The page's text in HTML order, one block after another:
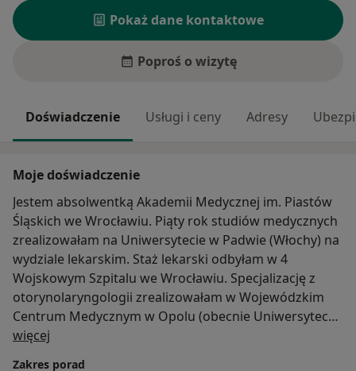
Pokaż dane kontaktowe
Poproś o wizytę
Doświadczenie Usługi i ceny Adresy
Moje doświadczenie
Jestem absolwentką Akademii Medycznej im. Piastów
Śląskich we Wrocławiu. Piąty rok studiów medycznych
zrealizowałam na Uniwersytecie w Padwie (Włochy) na
wydziale lekarskim. Staż lekarski odbyłam w 4
Wojskowym Szpitalu we Wrocławiu. Specjalizację z
otorynolaryngologii zrealizowałam w Wojewódzkim
Centrum Medycznym w Opolu (obecnie Uniwersytecki
Szpital Kliniczny) w Oddziale Laryngologii pod
więcej
Zakres porad